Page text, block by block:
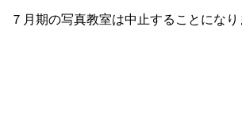
７月期の写真教室は中止することにな